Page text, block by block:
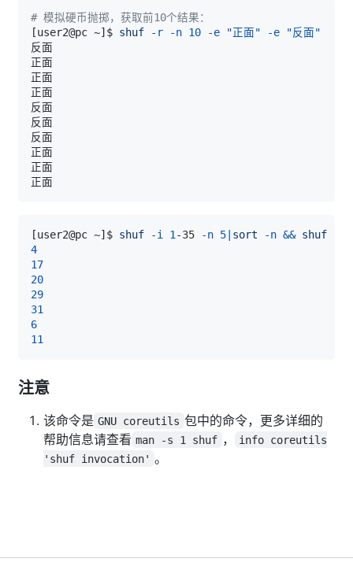
# 模拟硬币抛掷，获取前10个结果：
[user2@pc ~] $ shuf -r -n 10 -e "正面" -e
"反面"
[user2@pc ~] $ shuf -i 1 -35 -n 5 sort -n && shuf
4
17
20
29
31
6
11
注意
该命令是 GNU coreutils 包中的命令，更多详细的
帮助信息请查看 man -s 1 shuf ，
info coreutils
'shuf invocation' 。